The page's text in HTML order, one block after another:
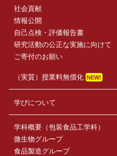
社会貢献
情報公開
自己点検・評価報告書
研究活動の公正な実施に向けて
ご寄付のお願い
（実質）授業料無償化
学びについて
学科概要（包装食品工学科）
微生物グループ
食品製造グループ